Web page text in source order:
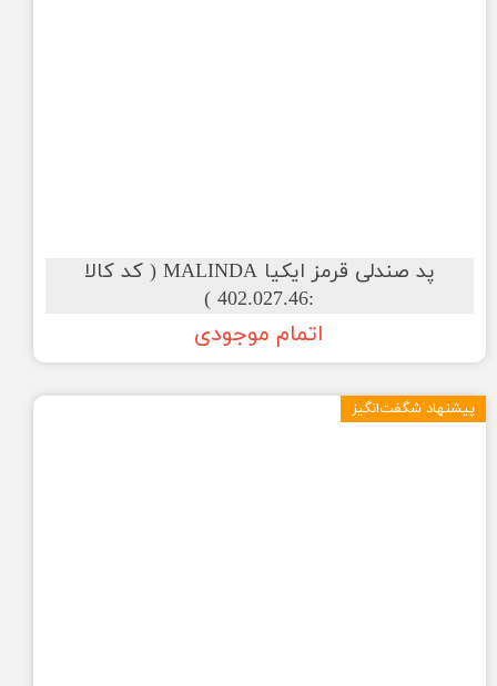
پد صندلی قرمز ایکیا MALINDA ( کد کالا
:402.027.46 )
اتمام موجودی
پیشنهاد شگفت‌انگیز